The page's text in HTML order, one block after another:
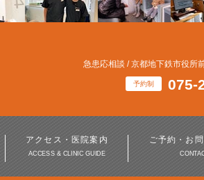
急患応相談 / 京都地下鉄市役所
予約制 075-
アクセス・医院案内
ACCESS & CLINIC GUIDE
ご予約・お